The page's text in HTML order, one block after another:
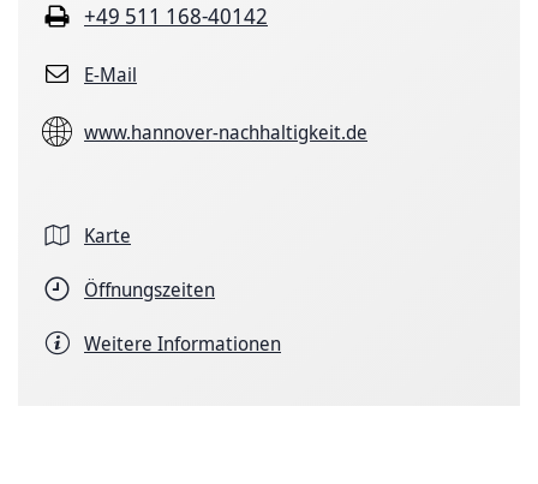
+49 511 168-40142
E-Mail
www.hannover-nachhaltigkeit.de
Karte
Öffnungszeiten
Weitere Informationen